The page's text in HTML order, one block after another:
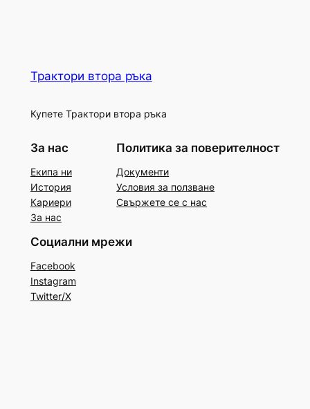
Трактори втора ръка
Купете Трактори втора ръка
За нас
Екипа ни
История
Кариери
За нас
Политика за поверителност
Документи
Условия за ползване
Свържете се с нас
Социални мрежи
Facebook
Instagram
Twitter/X